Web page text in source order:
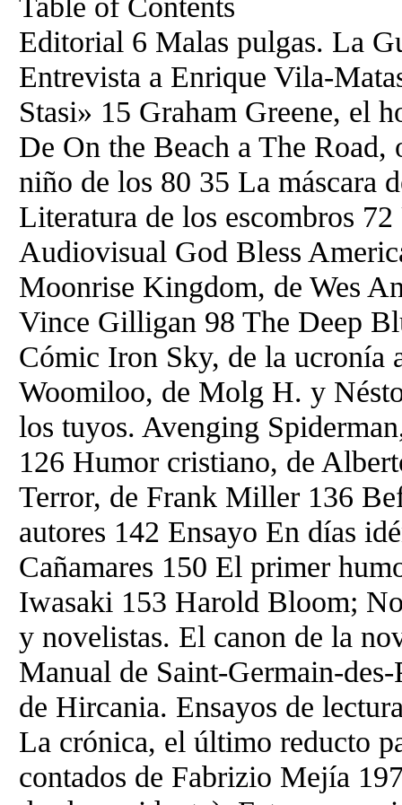
Editorial 6 Malas pulgas. La
Entrevista a Enrique Vila-
Stasi» 15 Graham Greene, el
De On the Beach a The Road,
niño de los 80 35 La máscara
Literatura de los escombros
Audiovisual God Bless
Moonrise Kingdom, de Wes
Vince Gilligan 98 The Deep
Cómic Iron Sky, de la
Woomiloo, de Molg H. y
los tuyos. Avenging
126 Humor cristiano, de
Terror, de Frank Miller 136
autores 142 Ensayo En días
Cañamares 150 El primer
Iwasaki 153 Harold Bloom;
y novelistas. El canon de la
Manual de Saint-Germain-
de Hircania. Ensayos de
La crónica, el último reducto
contados de Fabrizio Mejía